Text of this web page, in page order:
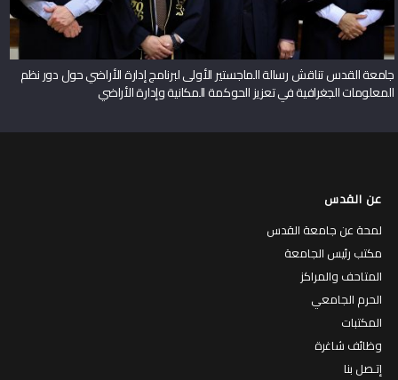
جامعة القدس تناقش رسالة الماجستير الأولى لبرنامج إدارة الأراضي حول دور نظم
المعلومات الجغرافية في تعزيز الحوكمة المكانية وإدارة الأراضي
عن القدس
لمحة عن جامعة القدس
مكتب رئيس الجامعة
المتاحف والمراكز
الحرم الجامعي
المكتبات
وظائف شاغرة
إتـصل بنا